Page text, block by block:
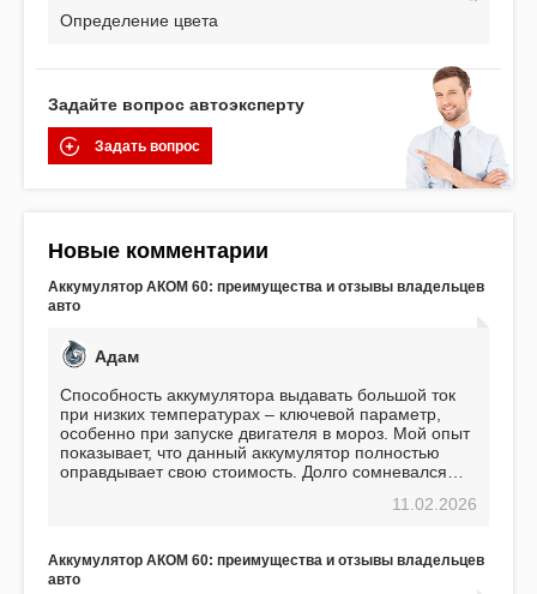
Определение цвета
Задайте вопрос автоэксперту
Задать вопрос
Новые комментарии
Аккумулятор АКОМ 60: преимущества и отзывы владельцев
авто
Адам
Способность аккумулятора выдавать большой ток
при низких температурах – ключевой параметр,
особенно при запуске двигателя в мороз. Мой опыт
показывает, что данный аккумулятор полностью
оправдывает свою стоимость. Долго сомневался
пожалел. Считаю, что это отличное вложение,11.02.2026
Аккумулятор АКОМ 60: преимущества и отзывы владельцев
авто